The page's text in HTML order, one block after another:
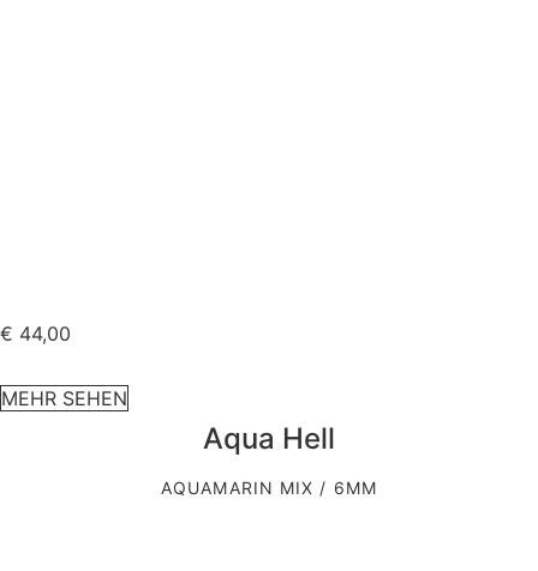
€ 44,00
MEHR SEHEN
Aqua Hell
AQUAMARIN MIX / 6MM